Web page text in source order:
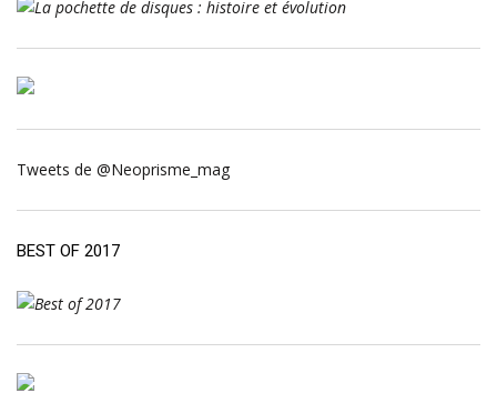
Tweets de @Neoprisme_mag
BEST OF 2017